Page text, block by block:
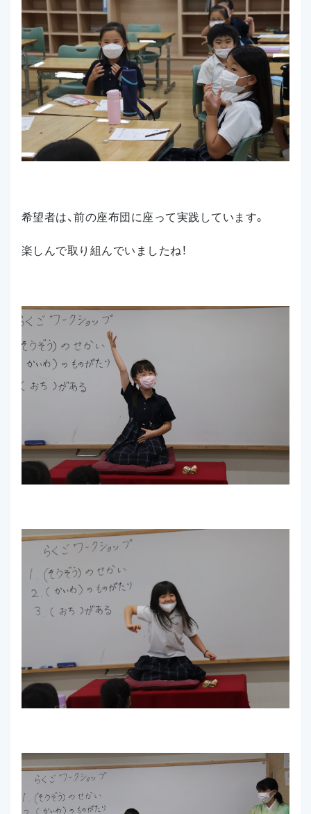
希望者は、前の座布団に座って実践しています。
楽しんで取り組んでいましたね！